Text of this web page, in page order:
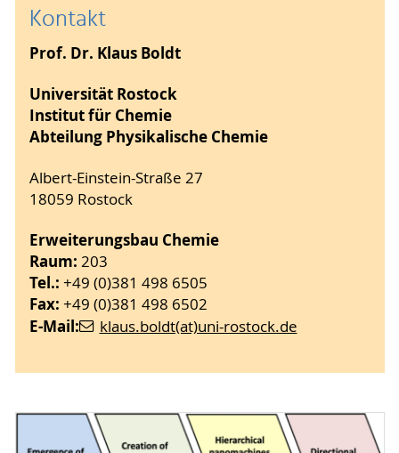
Kontakt
Prof. Dr. Klaus Boldt
Universität Rostock
Institut für Chemie
Abteilung Physikalische Chemie
Albert-Einstein-Straße 27
18059 Rostock
Erweiterungsbau Chemie
Raum: 203
Tel.: +49 (0)381 498 6505
Fax: +49 (0)381 498 6502
E-Mail: klaus.boldt(at)uni-rostock.de